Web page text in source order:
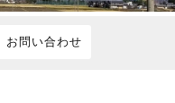
お問い合わせ